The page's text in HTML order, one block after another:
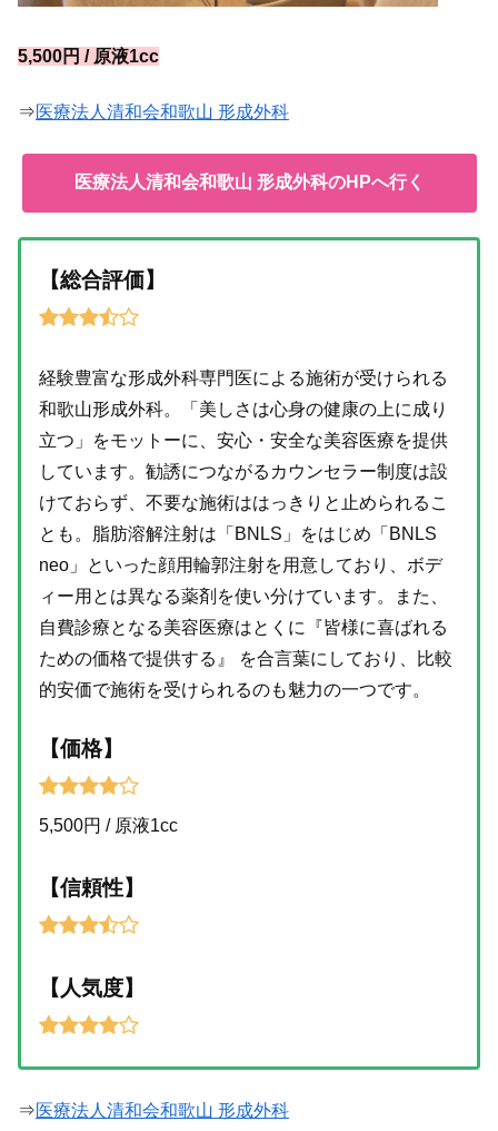
5,500円 / 原液1cc
⇒医療法人清和会和歌山 形成外科
医療法人清和会和歌山 形成外科のHPへ行く
【総合評価】
経験豊富な形成外科専門医による施術が受けられる
和歌山形成外科。「美しさは心身の健康の上に成り
立つ」をモットーに、安心・安全な美容医療を提供
しています。勧誘につながるカウンセラー制度は設
けておらず、不要な施術ははっきりと止められるこ
とも。脂肪溶解注射は「BNLS」をはじめ「BNLS
neo」といった顔用輪郭注射を用意しており、ボデ
ィー用とは異なる薬剤を使い分けています。また、
自費診療となる美容医療はとくに『皆様に喜ばれる
ための価格で提供する』 を合言葉にしており、比較
的安価で施術を受けられるのも魅力の一つです。
【価格】
5,500円 / 原液1cc
【信頼性】
【人気度】
⇒医療法人清和会和歌山 形成外科